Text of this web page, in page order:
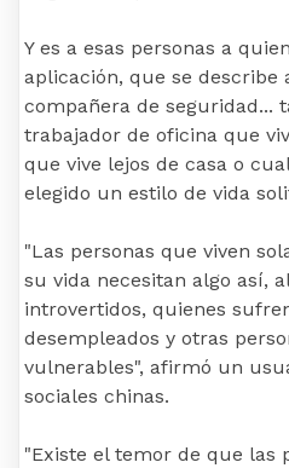
Y es a esas personas a
aplicación, que se
compañera de seguridad...
trabajador de oficina que
que vive lejos de casa o
elegido un estilo de vida
"Las personas que viven
su vida necesitan algo así,
introvertidos, quienes
desempleados y otras
vulnerables", afirmó un
sociales chinas.
"Existe el temor de que las